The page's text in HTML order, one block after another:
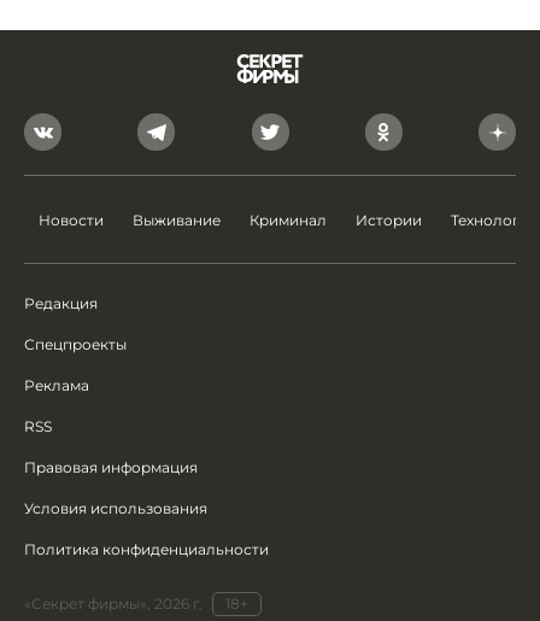
Новости Выживание Криминал Истории Технологии
Редакция
Спецпроекты
Реклама
RSS
Правовая информация
Условия использования
Политика конфиденциальности
«Секрет фирмы», 2026 г. 18+